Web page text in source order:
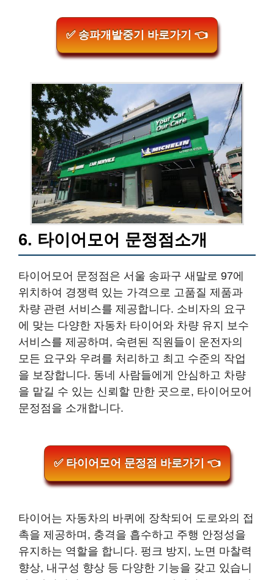
✅ 송파개발중기 바로가기 👈
6. 타이어모어 문정점소개
타이어모어 문정점은 서울 송파구 새말로 97에
위치하여 경쟁력 있는 가격으로 고품질 제품과
차량 관련 서비스를 제공합니다. 소비자의 요구
에 맞는 다양한 자동차 타이어와 차량 유지 보수
서비스를 제공하며, 숙련된 직원들이 운전자의
모든 요구와 우려를 처리하고 최고 수준의 작업
을 보장합니다. 동네 사람들에게 안심하고 차량
을 맡길 수 있는 신뢰할 만한 곳으로, 타이어모어
문정점을 소개합니다.
✅ 타이어모어 문정점 바로가기 👈
타이어는 자동차의 바퀴에 장착되어 도로와의 접
촉을 제공하며, 충격을 흡수하고 주행 안정성을
유지하는 역할을 합니다. 펑크 방지, 노면 마찰력
향상, 내구성 향상 등 다양한 기능을 갖고 있습니